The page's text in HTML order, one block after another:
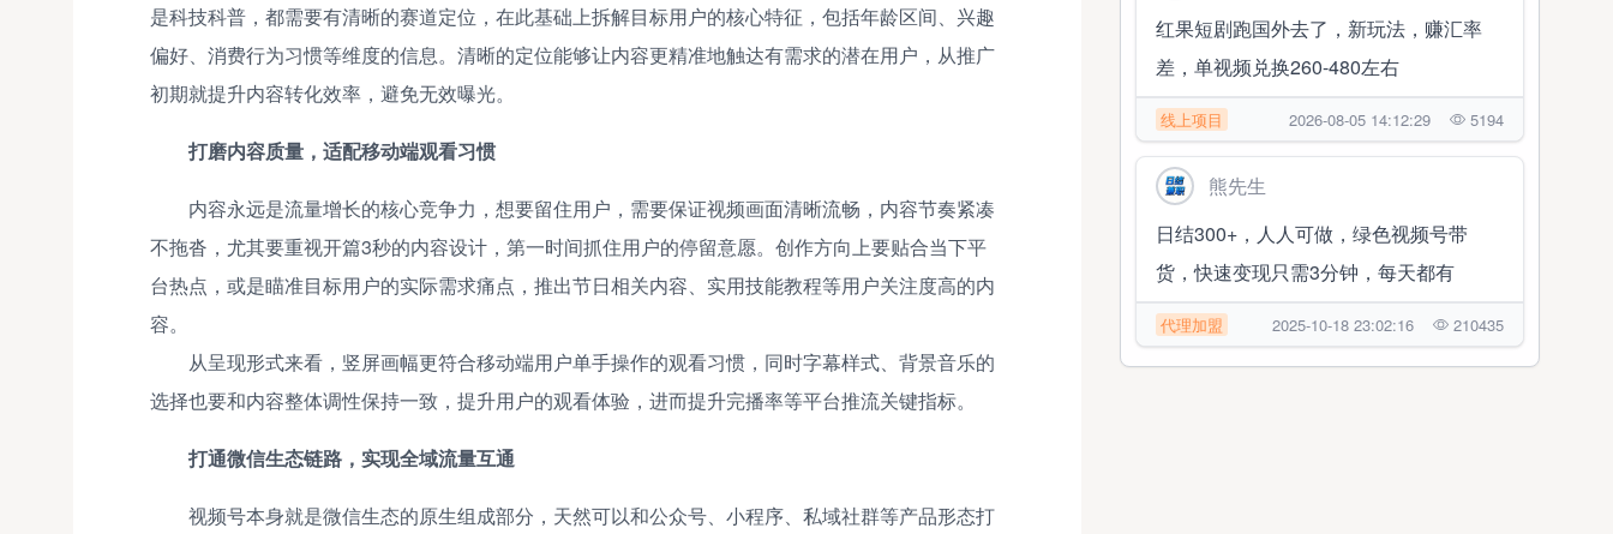
是科技科普，都需要有清晰的赛道定位，在此基础上拆解目标用户的核心特征，包括年龄区间、兴趣
偏好、消费行为习惯等维度的信息。清晰的定位能够让内容更精准地触达有需求的潜在用户，从推广
初期就提升内容转化效率，避免无效曝光。
打磨内容质量，适配移动端观看习惯
内容永远是流量增长的核心竞争力，想要留住用户，需要保证视频画面清晰流畅，内容节奏紧凑
不拖沓，尤其要重视开篇3秒的内容设计，第一时间抓住用户的停留意愿。创作方向上要贴合当下平
台热点，或是瞄准目标用户的实际需求痛点，推出节日相关内容、实用技能教程等用户关注度高的内
容。
从呈现形式来看，竖屏画幅更符合移动端用户单手操作的观看习惯，同时字幕样式、背景音乐的
选择也要和内容整体调性保持一致，提升用户的观看体验，进而提升完播率等平台推流关键指标。
打通微信生态链路，实现全域流量互通
视频号本身就是微信生态的原生组成部分，天然可以和公众号、小程序、私域社群等产品形态打
红果短剧跑国外去了，新玩法，赚汇率
差，单视频兑换260-480左右
线上项目 2026-08-05 14:12:29 5194
熊先生
日结300+，人人可做，绿色视频号带
货，快速变现只需3分钟，每天都有
代理加盟 2025-10-18 23:02:16 210435